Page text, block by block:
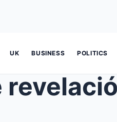
UK BUSINESS POLITICS